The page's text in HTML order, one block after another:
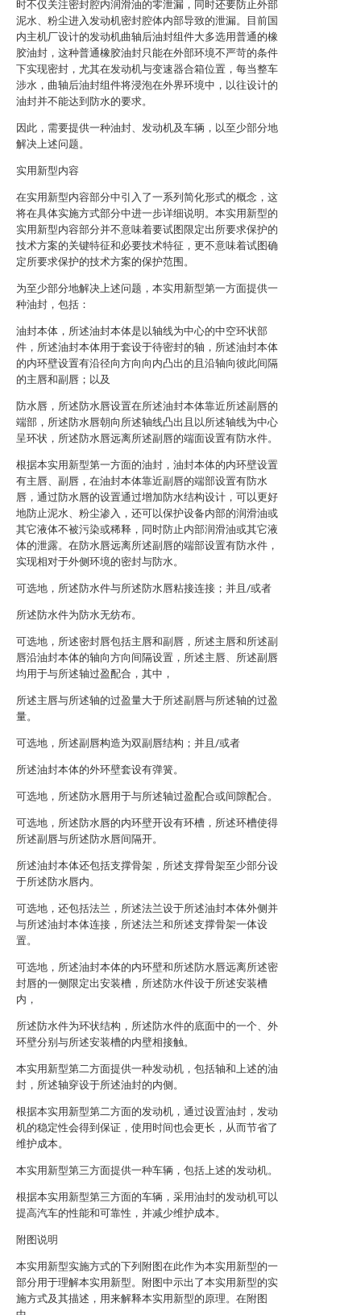
时不仅关注密封腔内润滑油的零泄漏，同时还要防止外部
泥水、粉尘进入发动机密封腔体内部导致的泄漏。目前国
内主机厂设计的发动机曲轴后油封组件大多选用普通的橡
胶油封，这种普通橡胶油封只能在外部环境不严苛的条件
下实现密封，尤其在发动机与变速器合箱位置，每当整车
涉水，曲轴后油封组件将浸泡在外界环境中，以往设计的
油封并不能达到防水的要求。
因此，需要提供一种油封、发动机及车辆，以至少部分地
解决上述问题。
实用新型内容
在实用新型内容部分中引入了一系列简化形式的概念，这
将在具体实施方式部分中进一步详细说明。本实用新型的
实用新型内容部分并不意味着要试图限定出所要求保护的
技术方案的关键特征和必要技术特征，更不意味着试图确
定所要求保护的技术方案的保护范围。
为至少部分地解决上述问题，本实用新型第一方面提供一
种油封，包括：
油封本体，所述油封本体是以轴线为中心的中空环状部
件，所述油封本体用于套设于待密封的轴，所述油封本体
的内环壁设置有沿径向方向向内凸出的且沿轴向彼此间隔
的主唇和副唇；以及
防水唇，所述防水唇设置在所述油封本体靠近所述副唇的
端部，所述防水唇朝向所述轴线凸出且以所述轴线为中心
呈环状，所述防水唇远离所述副唇的端面设置有防水件。
根据本实用新型第一方面的油封，油封本体的内环壁设置
有主唇、副唇，在油封本体靠近副唇的端部设置有防水
唇，通过防水唇的设置通过增加防水结构设计，可以更好
地防止泥水、粉尘渗入，还可以保护设备内部的润滑油或
其它液体不被污染或稀释，同时防止内部润滑油或其它液
体的泄露。在防水唇远离所述副唇的端部设置有防水件，
实现相对于外侧环境的密封与防水。
可选地，所述防水件与所述防水唇粘接连接；并且/或者
所述防水件为防水无纺布。
可选地，所述密封唇包括主唇和副唇，所述主唇和所述副
唇沿油封本体的轴向方向间隔设置，所述主唇、所述副唇
均用于与所述轴过盈配合，其中，
所述主唇与所述轴的过盈量大于所述副唇与所述轴的过盈
量。
可选地，所述副唇构造为双副唇结构；并且/或者
所述油封本体的外环壁套设有弹簧。
可选地，所述防水唇用于与所述轴过盈配合或间隙配合。
可选地，所述防水唇的内环壁开设有环槽，所述环槽使得
所述副唇与所述防水唇间隔开。
所述油封本体还包括支撑骨架，所述支撑骨架至少部分设
于所述防水唇内。
可选地，还包括法兰，所述法兰设于所述油封本体外侧并
与所述油封本体连接，所述法兰和所述支撑骨架一体设
置。
可选地，所述油封本体的内环壁和所述防水唇远离所述密
封唇的一侧限定出安装槽，所述防水件设于所述安装槽
内，
所述防水件为环状结构，所述防水件的底面中的一个、外
环壁分别与所述安装槽的内壁相接触。
本实用新型第二方面提供一种发动机，包括轴和上述的油
封，所述轴穿设于所述油封的内侧。
根据本实用新型第二方面的发动机，通过设置油封，发动
机的稳定性会得到保证，使用时间也会更长，从而节省了
维护成本。
本实用新型第三方面提供一种车辆，包括上述的发动机。
根据本实用新型第三方面的车辆，采用油封的发动机可以
提高汽车的性能和可靠性，并减少维护成本。
附图说明
本实用新型实施方式的下列附图在此作为本实用新型的一
部分用于理解本实用新型。附图中示出了本实用新型的实
施方式及其描述，用来解释本实用新型的原理。在附图